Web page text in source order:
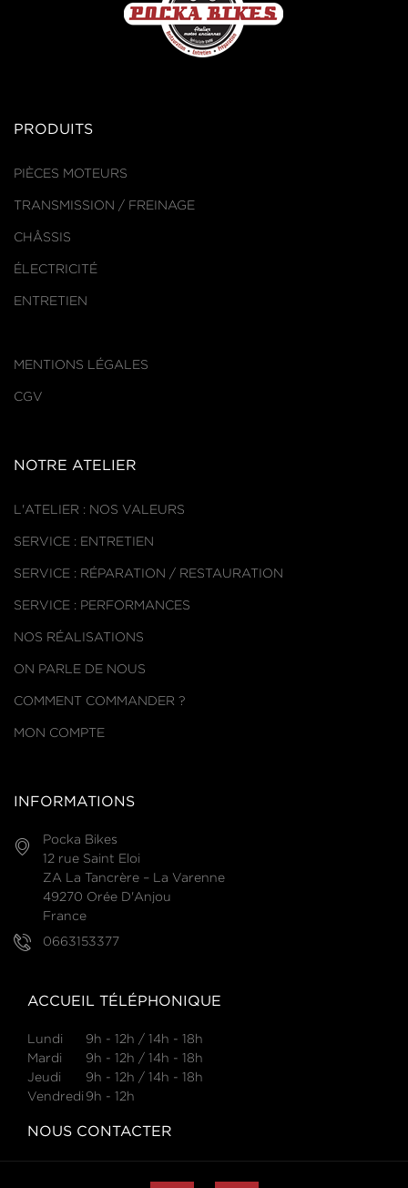
PRODUITS
PIÈCES MOTEURS
TRANSMISSION / FREINAGE
CHÂSSIS
ÉLECTRICITÉ
ENTRETIEN
MENTIONS LÉGALES
CGV
NOTRE ATELIER
L'ATELIER : NOS VALEURS
SERVICE : ENTRETIEN
SERVICE : RÉPARATION / RESTAURATION
SERVICE : PERFORMANCES
NOS RÉALISATIONS
ON PARLE DE NOUS
COMMENT COMMANDER ?
MON COMPTE
INFORMATIONS
Pocka Bikes
12 rue Saint Eloi
ZA La Tancrère – La Varenne
49270 Orée D'Anjou
France
0663153377
ACCUEIL TÉLÉPHONIQUE
Lundi
9h - 12h / 14h - 18h
Mardi
9h - 12h / 14h - 18h
Jeudi
9h - 12h / 14h - 18h
Vendredi 9h - 12h
NOUS CONTACTER